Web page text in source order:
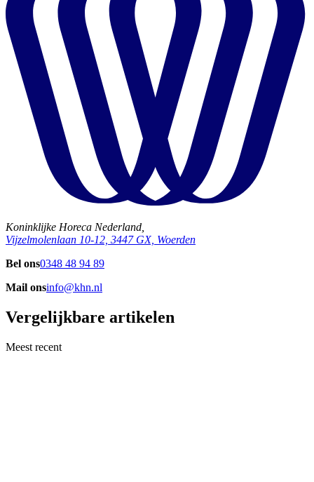
Koninklijke Horeca Nederland,
Vijzelmolenlaan 10-12, 3447 GX, Woerden
Bel ons0348 48 94 89
Mail onsinfo@khn.nl
Vergelijkbare artikelen
Meest recent